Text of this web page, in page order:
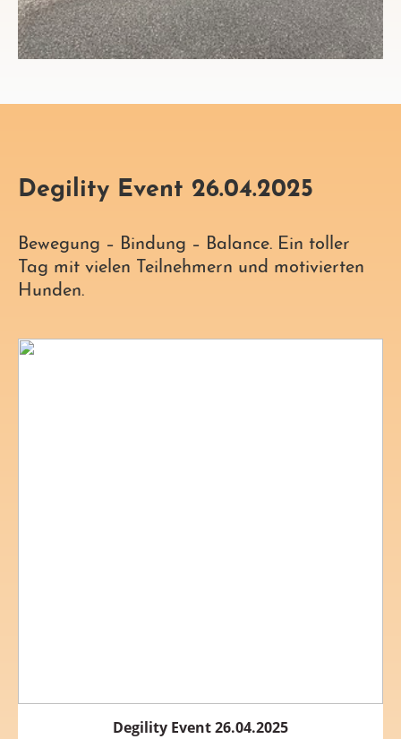
Degility Event 26.04.2025
Bewegung – Bindung – Balance. Ein toller
Tag mit vielen Teilnehmern und motivierten
Hunden.
Degility Event 26.04.2025